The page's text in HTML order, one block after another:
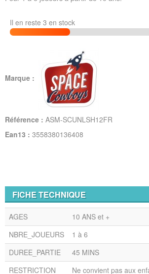
Il en reste 3 en stock
Marque :
Référence : ASM-SCUNLSH12FR
Ean13 : 3558380136408
FICHE TECHNIQUE
AGES
10 ANS et +
NBRE_JOUEURS
1 à 6
DUREE_PARTIE
45 MINS
RESTRICTION
Ne convient pas aux